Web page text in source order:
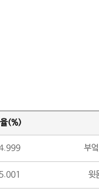
(%)
부
윗